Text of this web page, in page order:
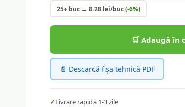
25+ buc→ 8.28lei/buc(-6%)
🛒 Adaugă în
📄 Descarcă fișa tehnică PDF
✓Livrare rapidă 1-3 zile